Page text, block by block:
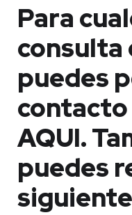
Para
consulta
puedes
AQUI.
puedes